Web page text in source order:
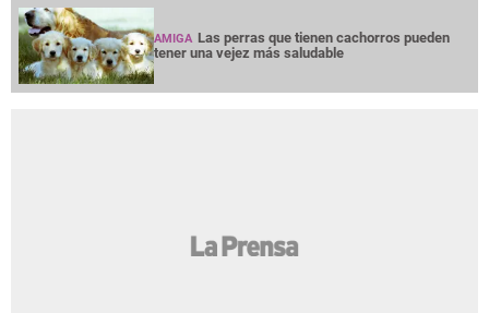
AMIGA Las perras que tienen cachorros pueden
tener una vejez más saludable